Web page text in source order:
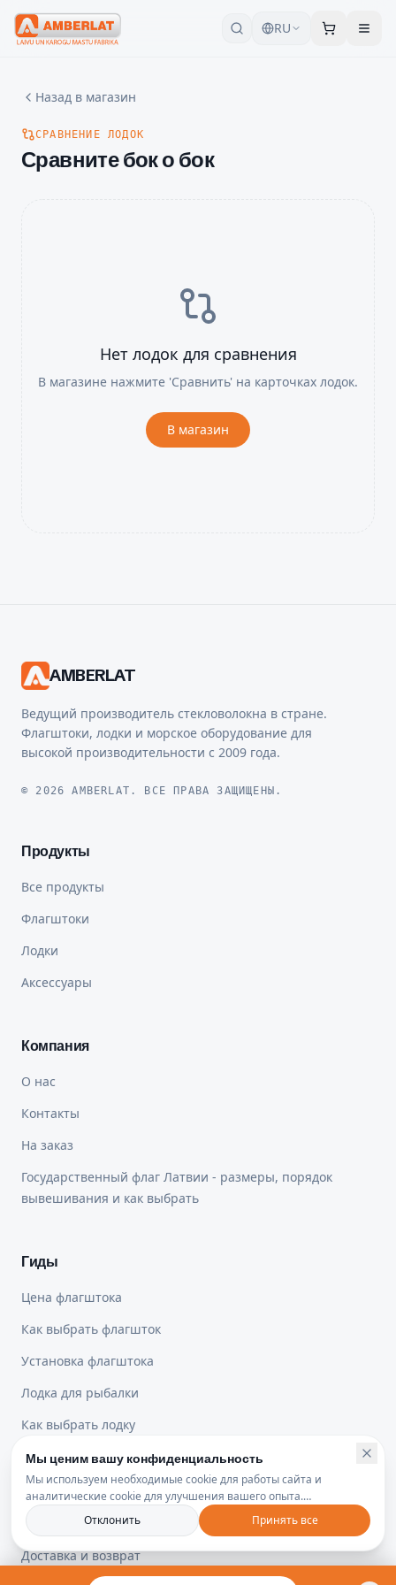
RU
Назад в магазин
СРАВНЕНИЕ ЛОДОК
Сравните бок о бок
Нет лодок для сравнения
В магазине нажмите 'Сравнить' на карточках лодок.
В магазин
AMBERLAT
Ведущий производитель стекловолокна в стране.
Флагштоки, лодки и морское оборудование для
высокой производительности с 2009 года.
© 2026 AMBERLAT. ВСЕ ПРАВА ЗАЩИЩЕНЫ.
Продукты
Все продукты
Флагштоки
Лодки
Аксессуары
Компания
О нас
Контакты
На заказ
Государственный флаг Латвии - размеры, порядок
вывешивания и как выбрать
Гиды
Цена флагштока
Как выбрать флагшток
Установка флагштока
Лодка для рыбалки
Как выбрать лодку
Юридическая информация
Политика конфиденциальности
Доставка и возврат
Мы ценим вашу конфиденциальность
Мы используем необходимые cookie для работы сайта и
аналитические cookie для улучшения вашего опыта.
Политика конфиденциальности
Отклонить Принять все